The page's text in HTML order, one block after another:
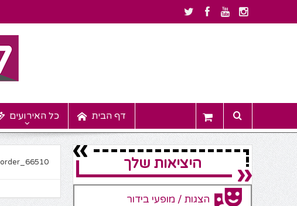
כל האירועים דף הבית
היציאות שלך
הצגות / מופעי בידור